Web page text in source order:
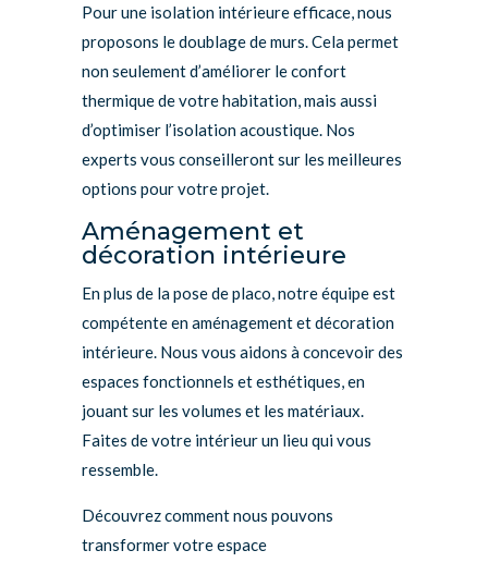
Pour une isolation intérieure efficace, nous
proposons le doublage de murs. Cela permet
non seulement d’améliorer le confort
thermique de votre habitation, mais aussi
d’optimiser l’isolation acoustique. Nos
experts vous conseilleront sur les meilleures
options pour votre projet.
Aménagement et
décoration intérieure
En plus de la pose de placo, notre équipe est
compétente en aménagement et décoration
intérieure. Nous vous aidons à concevoir des
espaces fonctionnels et esthétiques, en
jouant sur les volumes et les matériaux.
Faites de votre intérieur un lieu qui vous
ressemble.
Découvrez comment nous pouvons
transformer votre espace